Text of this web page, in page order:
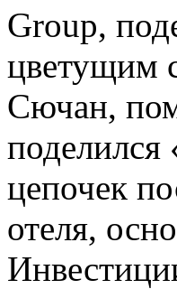
Group,
цветущим
Сючан,
поделился
цепочек
отеля,